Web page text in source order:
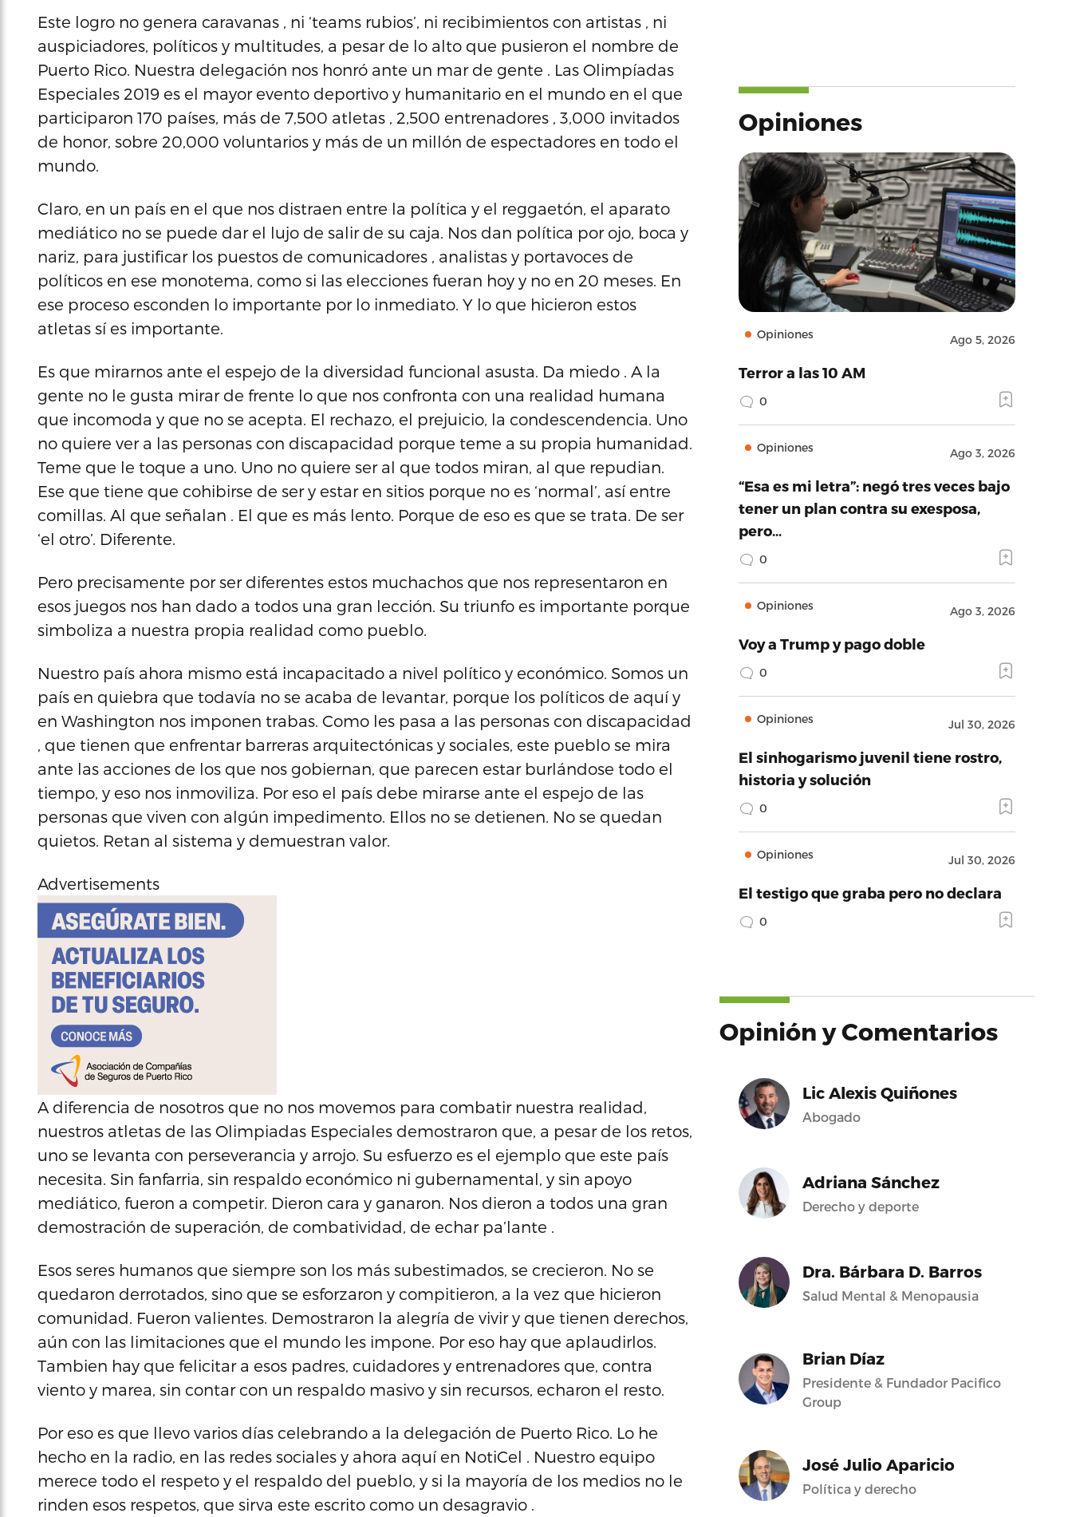
Este logro no genera caravanas , ni ‘teams rubios’, ni recibimientos con artistas , ni
auspiciadores, políticos y multitudes, a pesar de lo alto que pusieron el nombre de
Puerto Rico. Nuestra delegación nos honró ante un mar de gente . Las Olimpíadas
Especiales 2019 es el mayor evento deportivo y humanitario en el mundo en el que
participaron 170 países, más de 7,500 atletas , 2,500 entrenadores , 3,000 invitados
de honor, sobre 20,000 voluntarios y más de un millón de espectadores en todo el
mundo.
Claro, en un país en el que nos distraen entre la política y el reggaetón, el aparato
mediático no se puede dar el lujo de salir de su caja. Nos dan política por ojo, boca y
nariz, para justificar los puestos de comunicadores , analistas y portavoces de
políticos en ese monotema, como si las elecciones fueran hoy y no en 20 meses. En
ese proceso esconden lo importante por lo inmediato. Y lo que hicieron estos
atletas sí es importante.
Es que mirarnos ante el espejo de la diversidad funcional asusta. Da miedo . A la
gente no le gusta mirar de frente lo que nos confronta con una realidad humana
que incomoda y que no se acepta. El rechazo, el prejuicio, la condescendencia. Uno
no quiere ver a las personas con discapacidad porque teme a su propia humanidad.
Teme que le toque a uno. Uno no quiere ser al que todos miran, al que repudian.
Ese que tiene que cohibirse de ser y estar en sitios porque no es ‘normal’, así entre
comillas. Al que señalan . El que es más lento. Porque de eso es que se trata. De ser
‘el otro’. Diferente.
Pero precisamente por ser diferentes estos muchachos que nos representaron en
esos juegos nos han dado a todos una gran lección. Su triunfo es importante porque
simboliza a nuestra propia realidad como pueblo.
Nuestro país ahora mismo está incapacitado a nivel político y económico. Somos un
país en quiebra que todavía no se acaba de levantar, porque los políticos de aquí y
en Washington nos imponen trabas. Como les pasa a las personas con discapacidad
, que tienen que enfrentar barreras arquitectónicas y sociales, este pueblo se mira
ante las acciones de los que nos gobiernan, que parecen estar burlándose todo el
tiempo, y eso nos inmoviliza. Por eso el país debe mirarse ante el espejo de las
personas que viven con algún impedimento. Ellos no se detienen. No se quedan
quietos. Retan al sistema y demuestran valor.
Advertisements
A diferencia de nosotros que no nos movemos para combatir nuestra realidad,
nuestros atletas de las Olimpiadas Especiales demostraron que, a pesar de los retos,
uno se levanta con perseverancia y arrojo. Su esfuerzo es el ejemplo que este país
necesita. Sin fanfarria, sin respaldo económico ni gubernamental, y sin apoyo
mediático, fueron a competir. Dieron cara y ganaron. Nos dieron a todos una gran
demostración de superación, de combatividad, de echar pa’lante .
Esos seres humanos que siempre son los más subestimados, se crecieron. No se
quedaron derrotados, sino que se esforzaron y compitieron, a la vez que hicieron
comunidad. Fueron valientes. Demostraron la alegría de vivir y que tienen derechos,
aún con las limitaciones que el mundo les impone. Por eso hay que aplaudirlos.
Tambien hay que felicitar a esos padres, cuidadores y entrenadores que, contra
viento y marea, sin contar con un respaldo masivo y sin recursos, echaron el resto.
Por eso es que llevo varios días celebrando a la delegación de Puerto Rico. Lo he
hecho en la radio, en las redes sociales y ahora aquí en NotiCel . Nuestro equipo
merece todo el respeto y el respaldo del pueblo, y si la mayoría de los medios no le
rinden esos respetos, que sirva este escrito como un desagravio .
Opiniones
Opiniones Ago 5, 2026
Terror a las 10 AM
0
Opiniones Ago 3, 2026
“Esa es mi letra”: negó tres veces bajo
tener un plan contra su exesposa,
pero…
0
Opiniones Ago 3, 2026
Voy a Trump y pago doble
0
Opiniones Jul 30, 2026
El sinhogarismo juvenil tiene rostro,
historia y solución
0
Opiniones Jul 30, 2026
El testigo que graba pero no declara
0
Opinión y Comentarios
Lic Alexis Quiñones
Abogado
Adriana Sánchez
Derecho y deporte
Dra. Bárbara D. Barros
Salud Mental & Menopausia
Brian Díaz
Presidente & Fundador Pacifico
Group
José Julio Aparicio
Política y derecho